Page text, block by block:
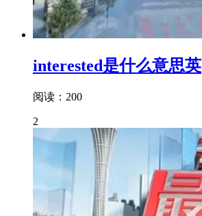
interested是什么意思英
阅读：200
2